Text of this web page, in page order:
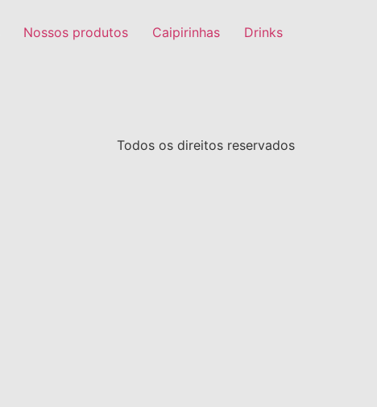
Nossos produtos Caipirinhas Drinks
Todos os direitos reservados